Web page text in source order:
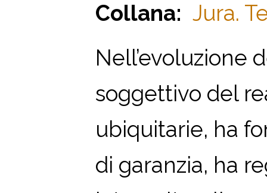
Collana: Jura.
Nell’evoluzione
soggettivo del
ubiquitarie, ha
di garanzia, ha